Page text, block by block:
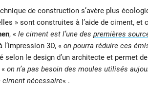
de construction s’avère plus
» sont construites à l’aide de ciment, et
, « le ciment est l’une des premières
3D, « on pourra réduire ces
le design d’un architecte et permet
on n’a pas besoin des moules utilisés
nécessaire« .